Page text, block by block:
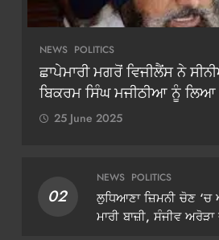
NEWS POLITICS
ਛਾਪੇਮਾਰੀ ਮਗਰੋਂ ਵਿਜੀਲੈਂਸ ਨੇ
ਬਿਕਰਮ ਸਿੰਘ ਮਜੀਠੀਆ ਨੂੰ ਲਿਆ
25 June 2025
02
NEWS POLITICS
ਲੁਧਿਆਣਾ ਜ਼ਿਮਨੀ ਚੋਣ
ਮਾਰੀ ਬਾਜ਼ੀ, ਸੰਜੀਵ